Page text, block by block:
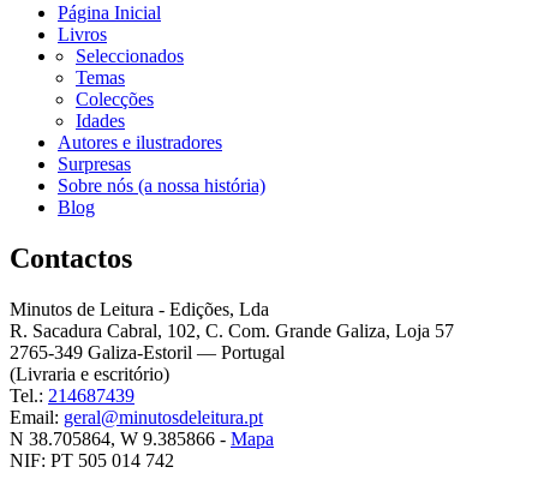
Página Inicial
Livros
Seleccionados
Temas
Colecções
Idades
Autores e ilustradores
Surpresas
Sobre nós (a nossa história)
Blog
Contactos
Minutos de Leitura - Edições, Lda
R. Sacadura Cabral, 102, C. Com. Grande Galiza, Loja 57
2765-349 Galiza-Estoril — Portugal
(Livraria e escritório)
Tel.: 214687439
Email: geral@minutosdeleitura.pt
N 38.705864, W 9.385866 - Mapa
NIF: PT 505 014 742